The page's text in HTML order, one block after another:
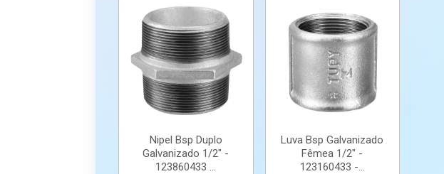
Nipel Bsp Duplo
Galvanizado 1/2" -
123860433 ...
Luva Bsp Galvanizado
Fêmea 1/2" -
123160433 -...